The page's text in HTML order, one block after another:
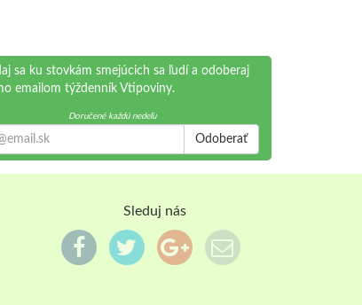
sa ku stovkám smejúcich sa ľudí a odoberaj
emailom týždenník Vtipoviny.
Doručené každú nedeľu
Odoberať
Sleduj nás